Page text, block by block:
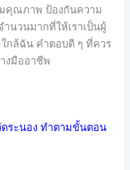
คุณภาพ ป้องกันความ
นวนมากที่ให้เราเป็นผู้
กล้ฉัน คำตอบดี ๆ ที่ควร
งมืออาชีพ
ระนอง ทำตามขั้นตอน